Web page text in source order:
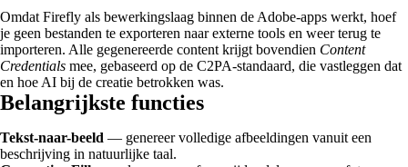
Omdat Firefly als bewerkingslaag binnen de Adobe-apps werkt, hoef
je geen bestanden te exporteren naar externe tools en weer terug te
importeren. Alle gegenereerde content krijgt bovendien Content
Credentials mee, gebaseerd op de C2PA-standaard, die vastleggen dat
en hoe AI bij de creatie betrokken was.
Belangrijkste functies
Tekst-naar-beeld — genereer volledige afbeeldingen vanuit een
beschrijving in natuurlijke taal.